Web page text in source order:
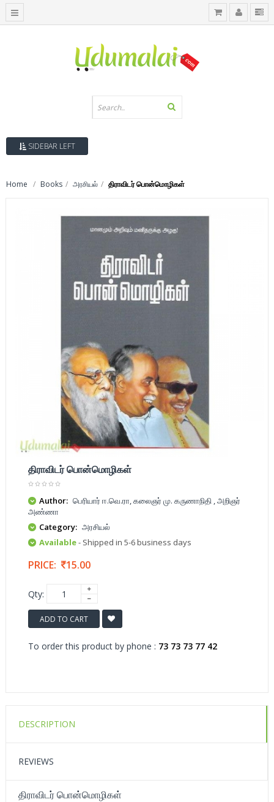
SIDEBAR LEFT
Home Books அரசியல் திராவிடர் பொன்மொழிகள்
திராவிடர் பொன்மொழிகள்
Author: பெரியார் ஈ.வெ.ரா, கலைஞர் மு. கருணாநிதி , அறிஞர்
அண்ணா
Category: அரசியல்
Available- Shipped in 5-6 business days
PRICE: 15.00
Qty:
ADD TO CART
To order this product by phone : 73 73 73 77 42
DESCRIPTION
REVIEWS
திராவிடர் பொன்மொழிகள்